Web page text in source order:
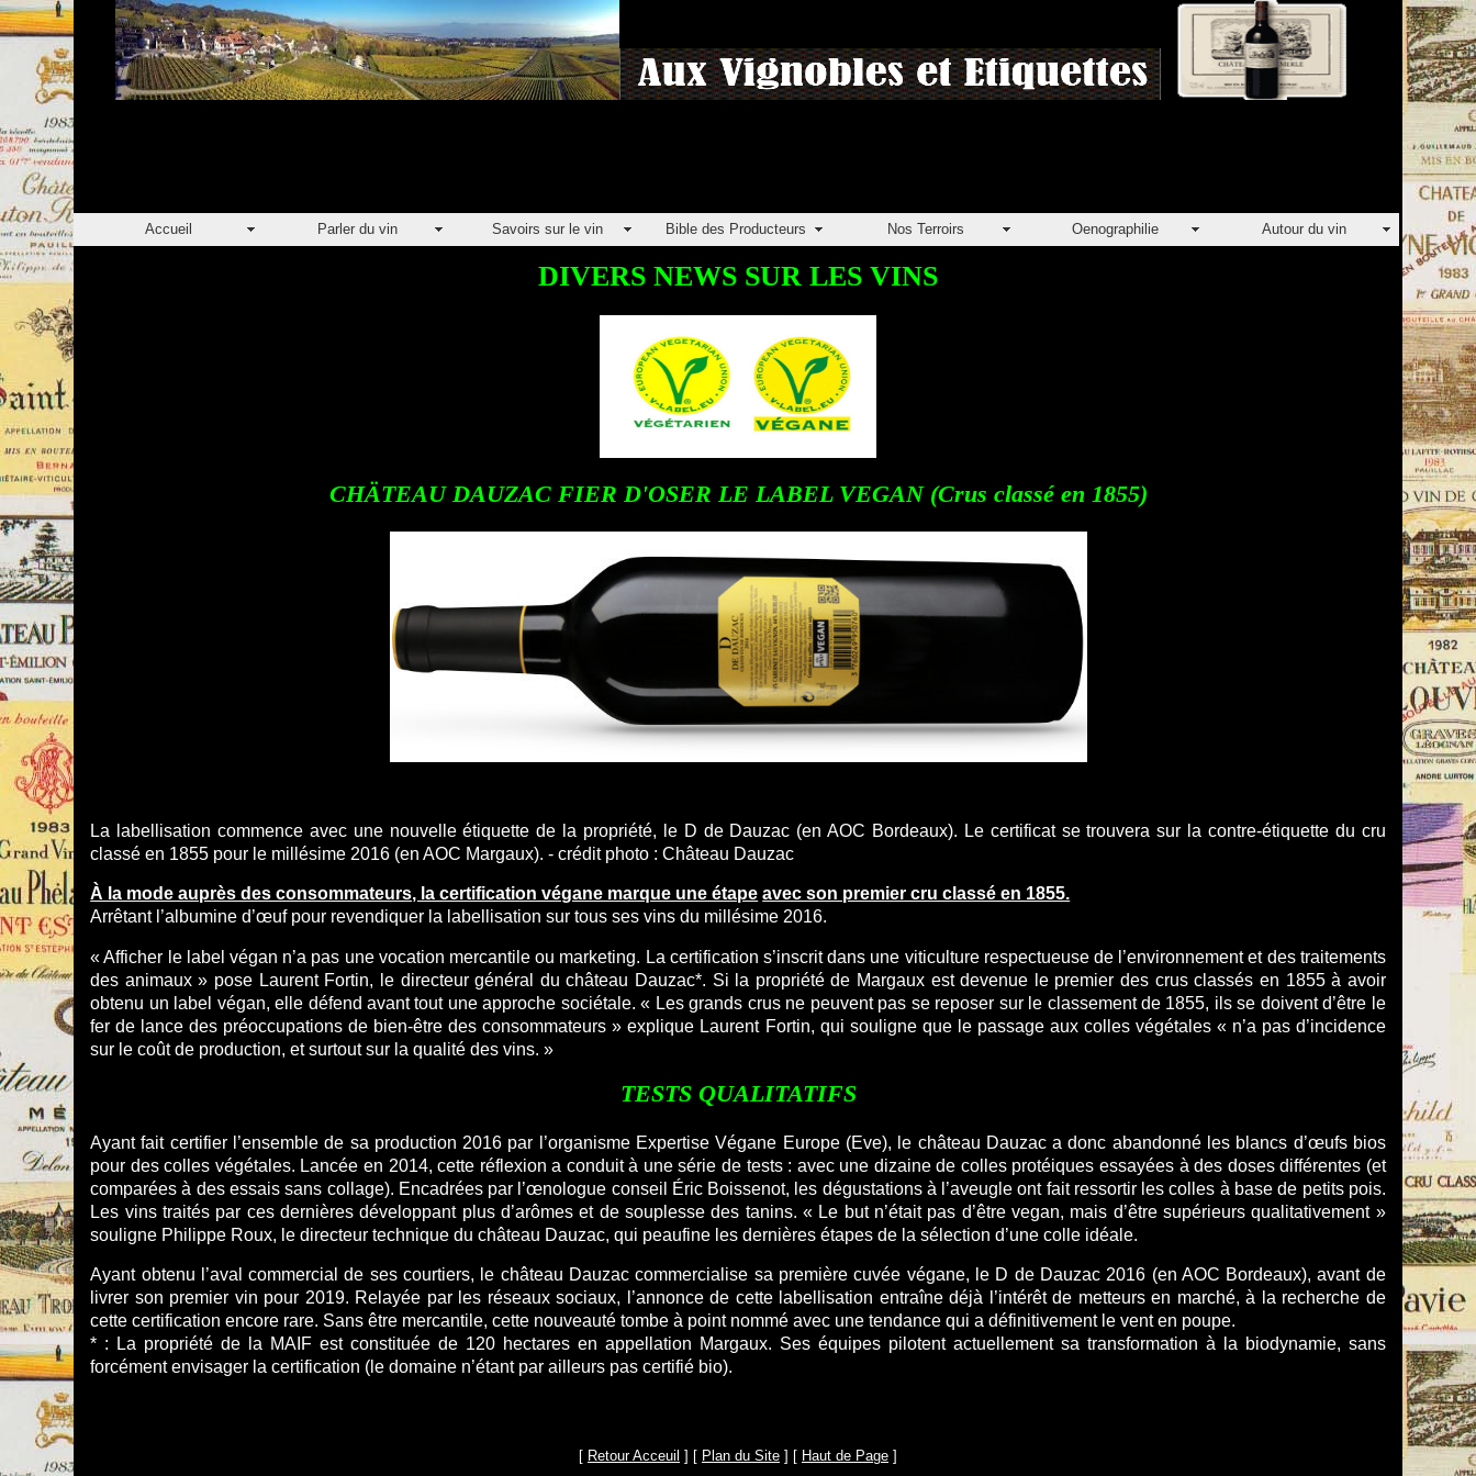
Accueil Parler du vin Savoirs sur le vin Bible des Producteurs Nos Terroirs Oenographilie Autour du vin
DIVERS NEWS SUR LES VINS
CHÄTEAU DAUZAC FIER D'OSER LE LABEL VEGAN (Crus classé en 1855)
La labellisation commence avec une nouvelle étiquette de la propriété, le D de Dauzac (en AOC Bordeaux). Le certificat se trouvera sur la contre-étiquette du cru
classé en 1855 pour le millésime 2016 (en AOC Margaux). - crédit photo : Château Dauzac
À la mode auprès des consommateurs, la certification végane marque une étape avec son premier cru classé en 1855.
Arrêtant l’albumine d’œuf pour revendiquer la labellisation sur tous ses vins du millésime 2016.
« Afficher le label végan n’a pas une vocation mercantile ou marketing. La certification s’inscrit dans une viticulture respectueuse de l’environnement et des traitements
des animaux » pose Laurent Fortin, le directeur général du château Dauzac*. Si la propriété de Margaux est devenue le premier des crus classés en 1855 à avoir
obtenu un label végan, elle défend avant tout une approche sociétale. « Les grands crus ne peuvent pas se reposer sur le classement de 1855, ils se doivent d’être le
fer de lance des préoccupations de bien-être des consommateurs » explique Laurent Fortin, qui souligne que le passage aux colles végétales « n’a pas d’incidence
sur le coût de production, et surtout sur la qualité des vins. »
TESTS QUALITATIFS
Ayant fait certifier l’ensemble de sa production 2016 par l’organisme Expertise Végane Europe (Eve), le château Dauzac a donc abandonné les blancs d’œufs bios
pour des colles végétales. Lancée en 2014, cette réflexion a conduit à une série de tests : avec une dizaine de colles protéiques essayées à des doses différentes (et
comparées à des essais sans collage). Encadrées par l’œnologue conseil Éric Boissenot, les dégustations à l’aveugle ont fait ressortir les colles à base de petits pois.
Les vins traités par ces dernières développant plus d’arômes et de souplesse des tanins. « Le but n’était pas d’être vegan, mais d’être supérieurs qualitativement »
souligne Philippe Roux, le directeur technique du château Dauzac, qui peaufine les dernières étapes de la sélection d’une colle idéale.
Ayant obtenu l’aval commercial de ses courtiers, le château Dauzac commercialise sa première cuvée végane, le D de Dauzac 2016 (en AOC Bordeaux), avant de
livrer son premier vin pour 2019. Relayée par les réseaux sociaux, l’annonce de cette labellisation entraîne déjà l’intérêt de metteurs en marché, à la recherche de
cette certification encore rare. Sans être mercantile, cette nouveauté tombe à point nommé avec une tendance qui a définitivement le vent en poupe.
* : La propriété de la MAIF est constituée de 120 hectares en appellation Margaux. Ses équipes pilotent actuellement sa transformation à la biodynamie, sans
forcément envisager la certification (le domaine n’étant par ailleurs pas certifié bio).
[ Retour Acceuil ] [ Plan du Site ] [ Haut de Page ]